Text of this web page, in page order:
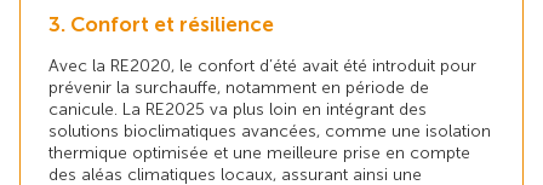
3. Confort et résilience
Avec la RE2020, le confort d’été avait été introduit pour
prévenir la surchauffe, notamment en période de
canicule. La RE2025 va plus loin en intégrant des
solutions bioclimatiques avancées, comme une isolation
thermique optimisée et une meilleure prise en compte
des aléas climatiques locaux, assurant ainsi une